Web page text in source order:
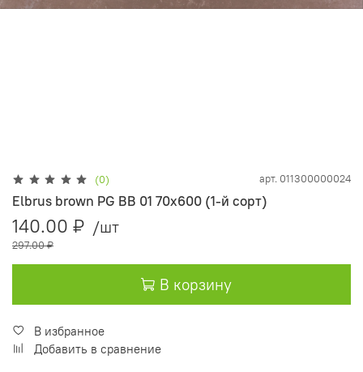
(0) арт. 011300000024
Elbrus brown PG BB 01 70х600 (1-й сорт)
140.00 ₽ /шт
297.00 ₽
В корзину
В избранное
Добавить в сравнение